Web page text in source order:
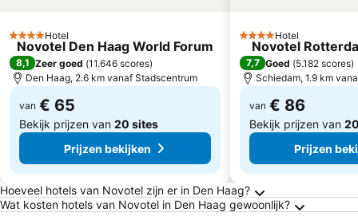
4 SterrenHotel
Novotel Den Haag World Forum
8,1 Zeer goed (11.646 scores)
Den Haag, 2.6 km vanaf Stadscentrum
van € 65
Bekijk prijzen van 20 sites
Prijzen bekijken
4 SterrenHotel
Novotel
7,7 Goed (5.182 scores)
Schiedam, 1.9 km
van € 86
Bekijk prijzen van
Prijzen
Veelgestelde vragen over Den Haag
Hoeveel hotels van Novotel zijn er in Den Haag?
Wat kosten hotels van Novotel in Den Haag gewoonlijk?